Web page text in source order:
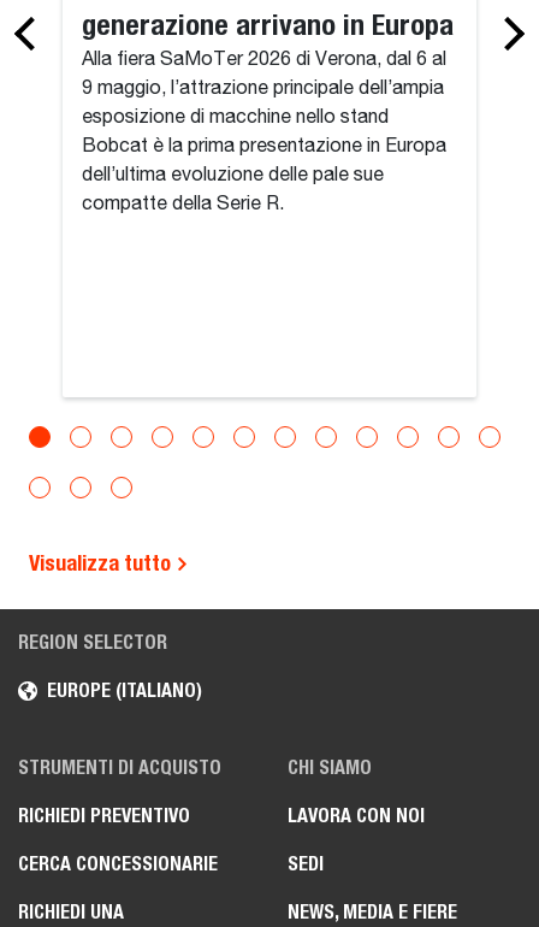
generazione arrivano in Europa
Alla fiera SaMoTer 2026 di Verona, dal 6 al
9 maggio, l’attrazione principale dell’ampia
esposizione di macchine nello stand
Bobcat è la prima presentazione in Europa
dell’ultima evoluzione delle pale sue
compatte della Serie R.
Visualizza tutto
REGION SELECTOR
EUROPE (ITALIANO)
STRUMENTI DI ACQUISTO
RICHIEDI PREVENTIVO
CERCA CONCESSIONARIE
RICHIEDI UNA
CHI SIAMO
LAVORA CON NOI
SEDI
NEWS, MEDIA E FIERE